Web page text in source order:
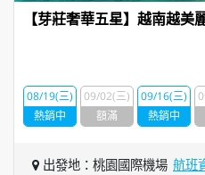
【芽莊奢華五星】越南越美
08/19(三)
熱銷中
09/02(三)
額滿
09/16(三)
熱銷中
出發地：桃園國際機場 航班